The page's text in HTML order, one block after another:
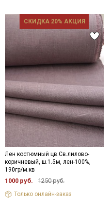
СКИДКА 20% АКЦИЯ
Лен костюмный цв.Св.лилово-
коричневый, ш.1.5м, лен-100%,
190гр/м.кв
1000 руб. 1250 руб.
Только онлайн-заказ